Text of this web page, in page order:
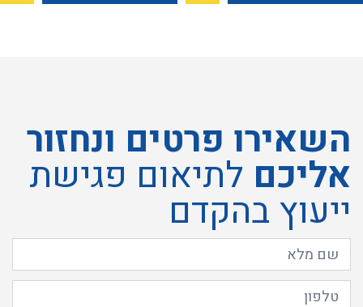
השאירו פרטים ונחזור
אליכם לתיאום פגישת
ייעוץ בהקדם